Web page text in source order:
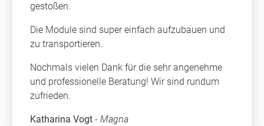
gestoßen.
Die Module sind super einfach aufzubauen und
zu transportieren.
Nochmals vielen Dank für die sehr angenehme
und professionelle Beratung! Wir sind rundum
zufrieden.
Katharina Vogt - Magna